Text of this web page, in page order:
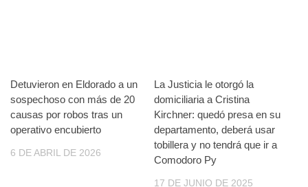
Detuvieron en Eldorado a un
sospechoso con más de 20
causas por robos tras un
operativo encubierto
6 DE ABRIL DE 2026
La Justicia le otorgó la
domiciliaria a Cristina
Kirchner: quedó presa en su
departamento, deberá usar
tobillera y no tendrá que ir a
Comodoro Py
17 DE JUNIO DE 2025